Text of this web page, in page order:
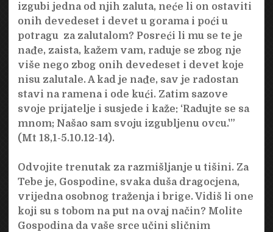
izgubi jedna od njih zaluta, neće li on ostaviti
onih devedeset i devet u gorama i poći u
potragu za zalutalom? Posreći li mu se te je
nađe, zaista, kažem vam, raduje se zbog nje
više nego zbog onih devedeset i devet koje
nisu zalutale. A kad je nađe, sav je radostan
stavi na ramena i ode kući. Zatim sazove
svoje prijatelje i susjede i kaže: ‘Radujte se sa
mnom; Našao sam svoju izgubljenu ovcu.'”
(Mt 18,1-5.10.12-14).
Odvojite trenutak za razmišljanje u tišini. Za
Tebe je, Gospodine, svaka duša dragocjena,
vrijedna osobnog traženja i brige. Vidiš li one
koji su s tobom na put na ovaj način? Molite
Gospodina da vaše srce učini sličnim